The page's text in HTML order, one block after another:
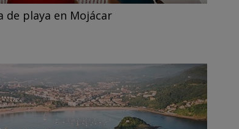
de playa en Mojácar